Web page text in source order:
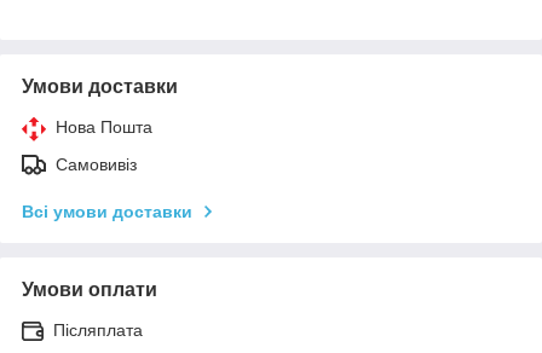
Умови доставки
Нова Пошта
Самовивіз
Всі умови доставки
Умови оплати
Післяплата